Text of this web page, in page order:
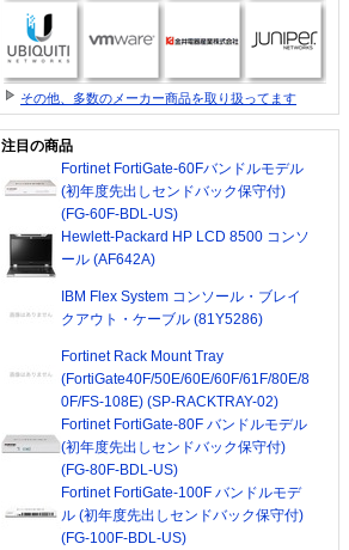
その他、多数のメーカー商品を取り扱ってます
注目の商品
Fortinet FortiGate-60Fバンドルモデル
(初年度先出しセンドバック保守付)
(FG-60F-BDL-US)
Hewlett-Packard HP LCD 8500 コンソ
ール (AF642A)
IBM Flex System コンソール・ブレイ
クアウト・ケーブル (81Y5286)
Fortinet Rack Mount Tray
(FortiGate40F/50E/60E/60F/61F/80E/8
0F/FS-108E) (SP-RACKTRAY-02)
Fortinet FortiGate-80F バンドルモデル
(初年度先出しセンドバック保守付)
(FG-80F-BDL-US)
Fortinet FortiGate-100F バンドルモデ
ル (初年度先出しセンドバック保守付)
(FG-100F-BDL-US)